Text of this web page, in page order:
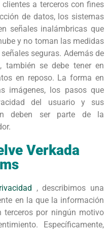
a terceros con fines
de datos, los sistemas
señales inalámbricas que
y no toman las medidas
seguras. Además de
también se debe tener en
en reposo. La forma en
imágenes, los pasos que
del usuario y sus
deben ser parte de la
Verkada
, describimos una
en la que la información
por ningún motivo
Específicamente,